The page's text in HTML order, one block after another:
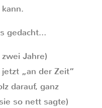
gedacht…
Jahre)
„an der Zeit“
darauf, ganz
so nett sagte)